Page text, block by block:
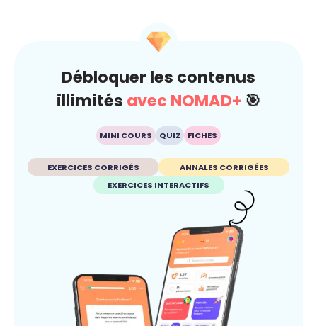
Débloquer les contenus
illimités avec NOMAD+ 🎯
MINI COURS QUIZ FICHES
EXERCICES CORRIGÉS
ANNALES CORRIGÉES
EXERCICES INTERACTIFS